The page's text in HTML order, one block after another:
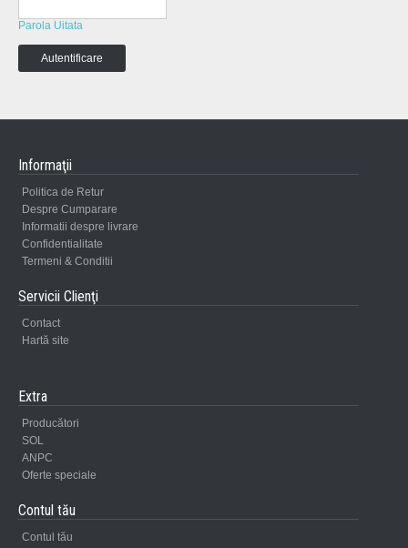
Parola Uitata
Informaţii
Politica de Retur
Despre Cumparare
Informatii despre livrare
Confidentialitate
Termeni & Conditii
Servicii Clienţi
Contact
Hartă site
Extra
Producători
SOL
ANPC
Oferte speciale
Contul tău
Contul tău